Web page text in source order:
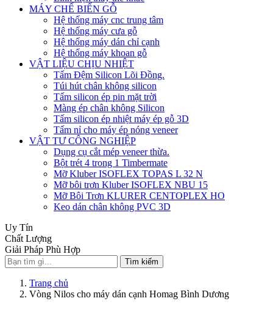
MÁY CHẾ BIẾN GỖ
Hệ thống máy cnc trung tâm
Hệ thống máy cưa gỗ
Hệ thống máy dán chỉ cạnh
Hệ thống máy khoan gỗ
VẬT LIỆU CHỊU NHIỆT
Tấm Đệm Silicon Lõi Đồng.
Túi hút chân không silicon
Tấm silicon ép pin mặt trời
Màng ép chân không Silicon
Tấm silicon ép nhiệt máy ép gỗ 3D
Tấm nỉ cho máy ép nóng veneer
VẬT TƯ CÔNG NGHIỆP
Dụng cụ cắt mép veneer thừa.
Bột trét 4 trong 1 Timbermate
Mỡ Kluber ISOFLEX TOPAS L 32 N
Mỡ bôi trơn Kluber ISOFLEX NBU 15
Mỡ Bôi Trơn KLURER CENTOPLEX HO
Keo dán chân không PVC 3D
Uy Tín
Chất Lượng
Giải Pháp Phù Hợp
Tìm kiếm
Trang chủ
Vòng Nilos cho máy dán cạnh Homag Bình Dương